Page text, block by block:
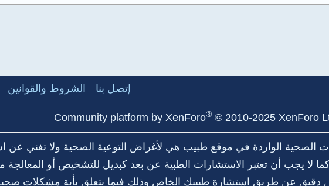
إتصل بنا الشروط والقوانين
Community platform by XenForo® © 2010-2025 XenForo
الصحية الواردة في موقع طبيب هي لأغراض التوعية الصحية ولا تغني عن
يجب أن تعتبر الاستشارات الطبية عن بعد كبديل للتشخيص أو المعالجة
عن طريق استشارة طبيبك الخاص وذلك فيما يتعلق بأية مشكلات